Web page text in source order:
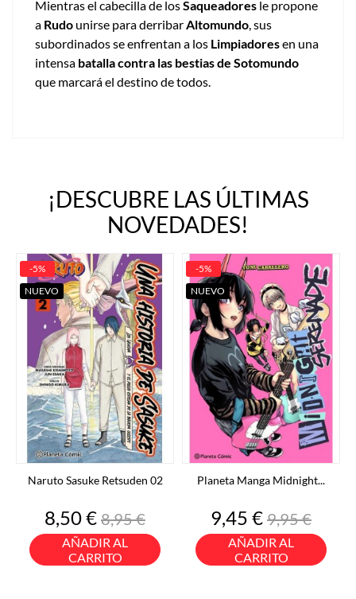
Mientras el cabecilla de losSaqueadores le propone
a Rudo unirse para derribarAltomundo, sus
subordinados se enfrentan a los Limpiadoresen una
intensa batalla contra las bestias de Sotomundo
que marcará el destino de todos.
¡DESCUBRE LAS ÚLTIMAS
NOVEDADES!
Naruto Sasuke Retsuden 02
Precio
8,50 €Precio
base
8,95 €
AÑADIR AL
CARRITO
-5%
NUEVO
Planeta Manga Midnight...
Precio
9,45 €Precio
base
9,95 €
AÑADIR AL
CARRITO
-5%
NUEVO